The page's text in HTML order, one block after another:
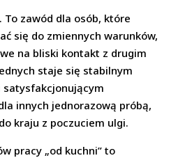
To zawód dla osób, które
się do zmiennych warunków,
na bliski kontakt z drugim
staje się stabilnym
satysfakcjonującym
innych jednorazową próbą,
kraju z poczuciem ulgi.
pracy „od kuchni” to